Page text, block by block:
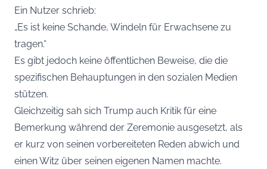
Ein Nutzer schrieb:
„Es ist keine Schande, Windeln für Erwachsene zu
tragen.“
Es gibt jedoch keine öffentlichen Beweise, die die
spezifischen Behauptungen in den sozialen Medien
stützen.
Gleichzeitig sah sich Trump auch Kritik für eine
Bemerkung während der Zeremonie ausgesetzt, als
er kurz von seinen vorbereiteten Reden abwich und
einen Witz über seinen eigenen Namen machte.